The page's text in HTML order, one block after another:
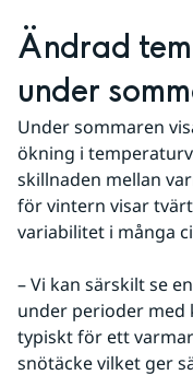
Ändrad
under
Under sommaren
ökning i
skillnaden mellan
för vintern visar
variabilitet i många
– Vi kan särskilt se
under perioder med
typiskt för ett
snötäcke vilket ger